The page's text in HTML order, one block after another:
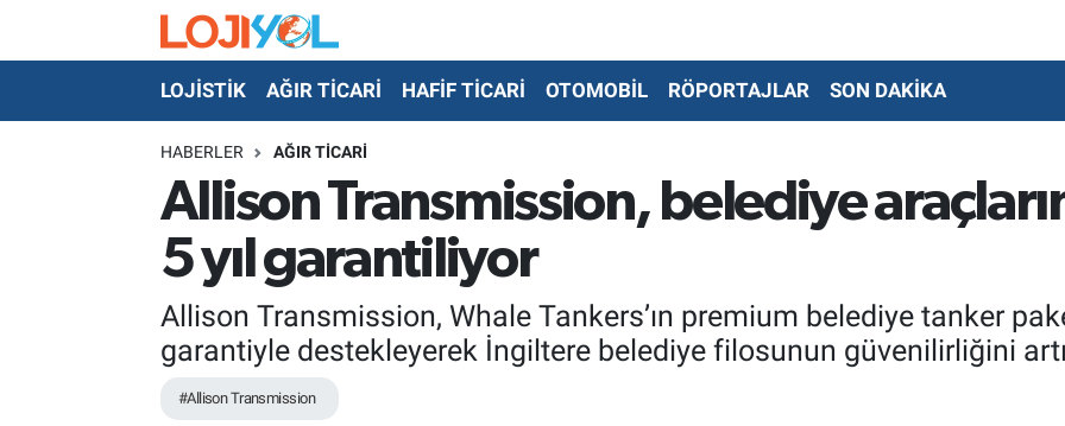
LOJİSTİK AĞIR TİCARİ HAFİF TİCARİ OTOMOBİL RÖPORTAJLAR SON DAKİKA
HABERLER AĞIR TİCARİ
Allison Transmission, belediye
5 yıl garantiliyor
Allison Transmission, Whale Tankers’ın premium belediye tanker
garantiyle destekleyerek İngiltere belediye filosunun güvenilirliğini
#Allison Transmission
OTO-TEST